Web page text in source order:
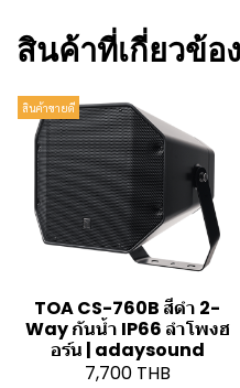
สินค้าที่เกี่ยวข้อง
สินค้าขายดี
TOA CS-760B สีดำ 2-
Way กันน้ำ IP66 ลำโพงฮ
อร์น | adaysound
7,700 THB